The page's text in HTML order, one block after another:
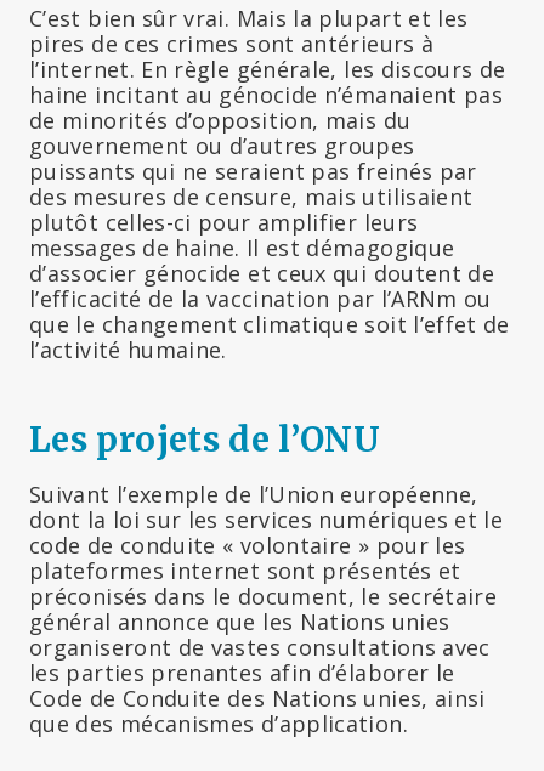
C’est bien sûr vrai. Mais la plupart et les
pires de ces crimes sont antérieurs à
l’internet. En règle générale, les discours de
haine incitant au génocide n’émanaient pas
de minorités d’opposition, mais du
gouvernement ou d’autres groupes
puissants qui ne seraient pas freinés par
des mesures de censure, mais utilisaient
plutôt celles-ci pour amplifier leurs
messages de haine. Il est démagogique
d’associer génocide et ceux qui doutent de
l’efficacité de la vaccination par l’ARNm ou
que le changement climatique soit l’effet de
l’activité humaine.
Les projets de l’ONU
Suivant l’exemple de l’Union européenne,
dont la loi sur les services numériques et le
code de conduite « volontaire » pour les
plateformes internet sont présentés et
préconisés dans le document, le secrétaire
général annonce que les Nations unies
organiseront de vastes consultations avec
les parties prenantes afin d’élaborer le
Code de Conduite des Nations unies, ainsi
que des mécanismes d’application.